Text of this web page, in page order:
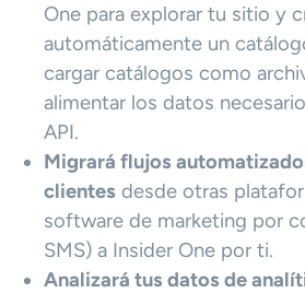
One para explorar tu sitio y
automáticamente un
cargar catálogos como
alimentar los datos
API.
Migrará flujos
clientes desde otras
software de marketing por
SMS) a Insider One por ti.
Analizará tus datos de